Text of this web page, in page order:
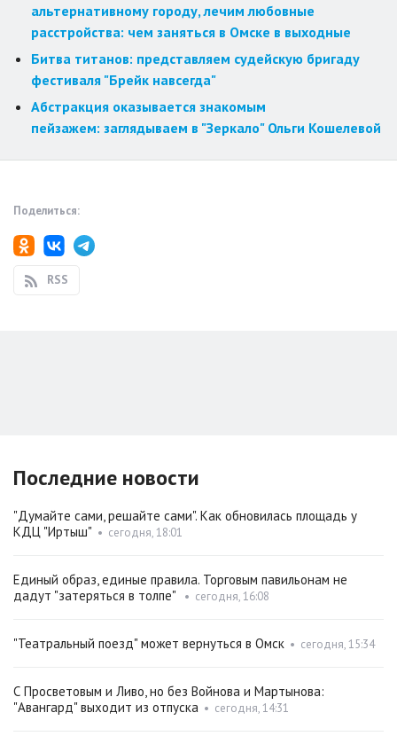
альтернативному городу, лечим любовные
расстройства: чем заняться в Омске в выходные
Битва титанов: представляем судейскую бригаду
фестиваля "Брейк навсегда"
Абстракция оказывается знакомым
пейзажем: заглядываем в "Зеркало" Ольги Кошелевой
Поделиться:
RSS
Последние новости
"Думайте сами, решайте сами". Как обновилась площадь у
КДЦ "Иртыш" • сегодня, 18:01
Единый образ, единые правила. Торговым павильонам не
дадут "затеряться в толпе"
• сегодня, 16:08
"Театральный поезд" может вернуться в Омск • сегодня, 15:34
С Просветовым и Ливо, но без Войнова и Мартынова:
"Авангард" выходит из отпуска • сегодня, 14:31